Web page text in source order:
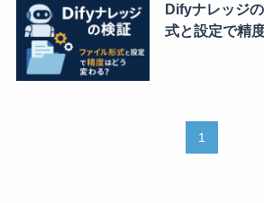
Difyナレッジ
式と設定で精
1